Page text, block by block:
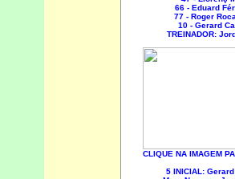
66 - Eduard
77 - Roger
10 - Gerard
TREINADOR:
CLIQUE NA IMAGEM
5 INICIAL: